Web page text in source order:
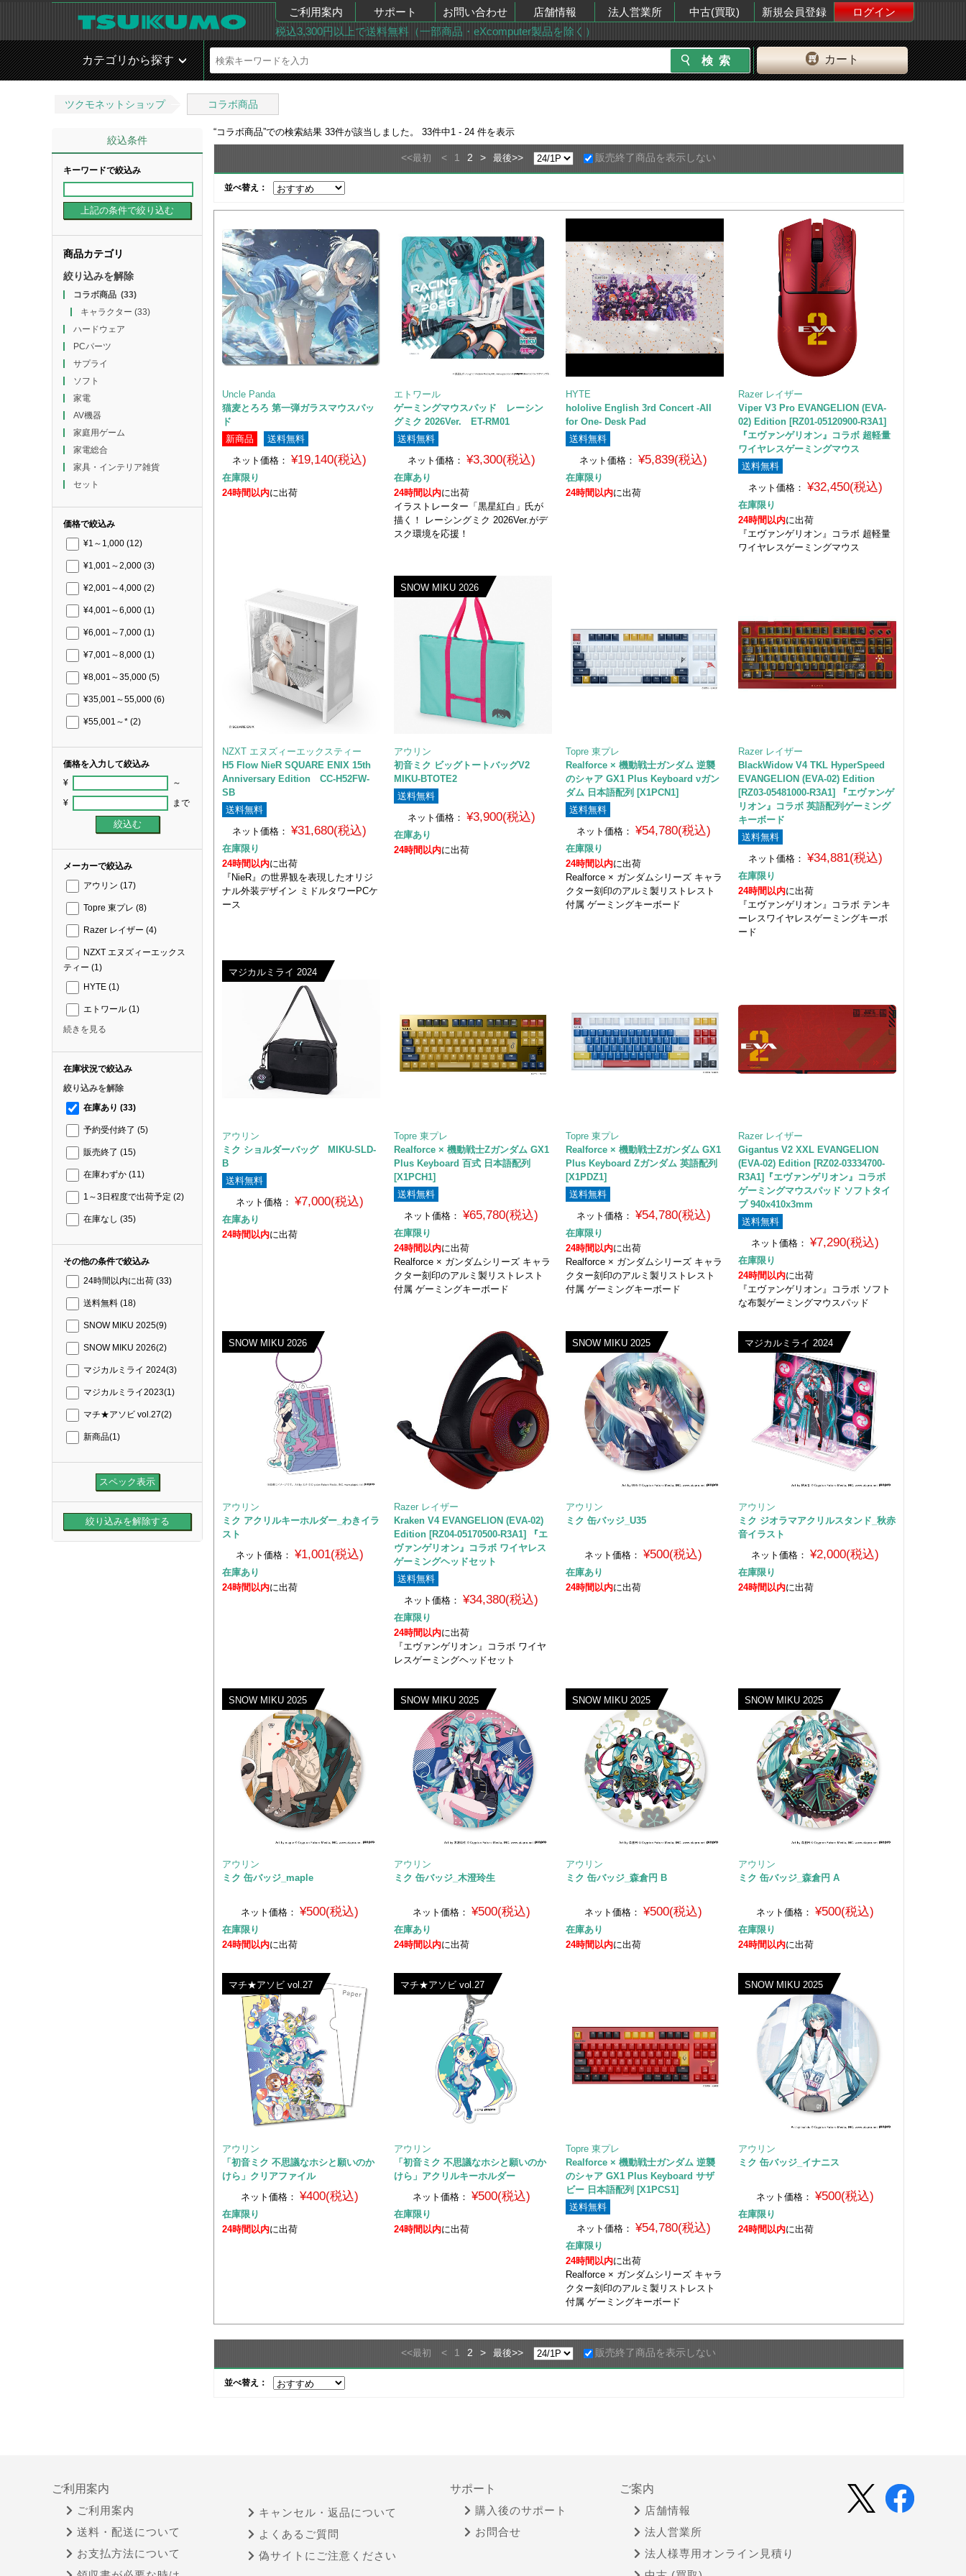
ご利用案内 サポート お問い合わせ 店舗情報 法人営業所 中古(買取) 新規会員登録
ログイン
税込3,300円以上で送料無料（一部商品・eXcomputer製品を除く）
カート
カテゴリから探す
ツクモネットショップ コラボ商品
絞込条件
キーワードで絞込み
商品カテゴリ
絞り込みを解除
コラボ商品(33)
キャラクター (33)
ハードウェア
PCパーツ
サプライ
ソフト
家電
AV機器
家庭用ゲーム
家電総合
家具・インテリア雑貨
セット
価格で絞込み
¥1～1,000 (12)
¥1,001～2,000 (3)
¥2,001～4,000 (2)
¥4,001～6,000 (1)
¥6,001～7,000 (1)
¥7,001～8,000 (1)
¥8,001～35,000 (5)
¥35,001～55,000 (6)
¥55,001～* (2)
価格を入力して絞込み
¥ ～
¥ まで
メーカーで絞込み
アウリン (17)
Topre 東プレ (8)
Razer レイザー (4)
NZXT エヌズィーエックス
ティー (1)
HYTE (1)
エトワール (1)
続きを見る
在庫状況で絞込み
絞り込みを解除
在庫あり (33)
予約受付終了 (5)
販売終了 (15)
在庫わずか (11)
1～3日程度で出荷予定 (2)
在庫なし (35)
その他の条件で絞込み
24時間以内に出荷 (33)
送料無料 (18)
SNOW MIKU 2025(9)
SNOW MIKU 2026(2)
マジカルミライ 2024(3)
マジカルミライ2023(1)
マチ★アソビ vol.27(2)
新商品(1)
“コラボ商品”での検索結果 33件が該当しました。 33件中1 - 24 件を表示
<<最初 < 1 2 > 最後>> 販売終了商品を表示しない
並べ替え：
Uncle Panda
猫麦とろろ 第一弾ガラスマウスパッ
ド
新商品
送料無料
ネット価格：
¥19,140(税込)
在庫限り
24時間以内に出荷
エトワール
ゲーミングマウスパッド レーシン
グミク 2026Ver. ET-RM01
送料無料
ネット価格： ¥3,300(税込)
在庫あり
24時間以内に出荷
イラストレーター「黒星紅白」氏が
描く！ レーシングミク 2026Ver.がデ
スク環境を応援！
HYTE
hololive English 3rd Concert -All
for One- Desk Pad
送料無料
ネット価格：
¥5,839(税込)
在庫限り
24時間以内に出荷
Razer レイザー
Viper V3 Pro EVANGELION (EVA-
02) Edition [RZ01-05120900-R3A1]
『エヴァンゲリオン』コラボ 超軽量
ワイヤレスゲーミングマウス
送料無料
ネット価格： ¥32,450(税込)
在庫限り
24時間以内に出荷
『エヴァンゲリオン』コラボ 超軽量
ワイヤレスゲーミングマウス
NZXT エヌズィーエックスティー
H5 Flow NieR SQUARE ENIX 15th
Anniversary Edition CC-H52FW-
SB
送料無料
ネット価格：
¥31,680(税込)
在庫限り
24時間以内に出荷
『NieR』の世界観を表現したオリジ
ナル外装デザイン ミドルタワーPCケ
ース
SNOW MIKU 2026
アウリン
初音ミク ビッグトートバッグV2
MIKU-BTOTE2
送料無料
ネット価格： ¥3,900(税込)
在庫あり
24時間以内に出荷
Topre 東プレ
Realforce × 機動戦士ガンダム 逆襲
のシャア GX1 Plus Keyboard νガン
ダム 日本語配列 [X1PCN1]
送料無料
ネット価格： ¥54,780(税込)
在庫限り
24時間以内に出荷
Realforce × ガンダムシリーズ キャラ
クター刻印のアルミ製リストレスト
付属 ゲーミングキーボード
Razer レイザー
BlackWidow V4 TKL HyperSpeed
EVANGELION (EVA-02) Edition
[RZ03-05481000-R3A1] 『エヴァンゲ
リオン』コラボ 英語配列ゲーミング
キーボード
送料無料
ネット価格： ¥34,881(税込)
在庫限り
24時間以内に出荷
『エヴァンゲリオン』コラボ テンキ
ーレスワイヤレスゲーミングキーボ
ード
マジカルミライ 2024
アウリン
ミク ショルダーバッグ MIKU-SLD-
B
送料無料
ネット価格： ¥7,000(税込)
在庫あり
24時間以内に出荷
Topre 東プレ
Realforce × 機動戦士Zガンダム GX1
Plus Keyboard 百式 日本語配列
[X1PCH1]
送料無料
ネット価格：
¥65,780(税込)
在庫限り
24時間以内に出荷
Realforce × ガンダムシリーズ キャラ
クター刻印のアルミ製リストレスト
付属 ゲーミングキーボード
Topre 東プレ
Realforce × 機動戦士Zガンダム GX1
Plus Keyboard Zガンダム 英語配列
[X1PDZ1]
送料無料
ネット価格： ¥54,780(税込)
在庫限り
24時間以内に出荷
Realforce × ガンダムシリーズ キャラ
クター刻印のアルミ製リストレスト
付属 ゲーミングキーボード
Razer レイザー
Gigantus V2 XXL EVANGELION
(EVA-02) Edition [RZ02-03334700-
R3A1]『エヴァンゲリオン』コラボ
ゲーミングマウスパッド ソフトタイ
プ 940x410x3mm
送料無料
ネット価格：
¥7,290(税込)
在庫限り
24時間以内に出荷
『エヴァンゲリオン』コラボ ソフト
な布製ゲーミングマウスパッド
SNOW MIKU 2026
アウリン
ミク アクリルキーホルダー_わきイラ
スト
ネット価格： ¥1,001(税込)
在庫あり
24時間以内に出荷
Razer レイザー
Kraken V4 EVANGELION (EVA-02)
Edition [RZ04-05170500-R3A1] 『エ
ヴァンゲリオン』コラボ ワイヤレス
ゲーミングヘッドセット
送料無料
ネット価格：
¥34,380(税込)
在庫限り
24時間以内に出荷
『エヴァンゲリオン』コラボ ワイヤ
レスゲーミングヘッドセット
SNOW MIKU 2025
アウリン
ミク 缶バッジ_U35
ネット価格： ¥500(税込)
在庫あり
24時間以内に出荷
マジカルミライ 2024
アウリン
ミク ジオラマアクリルスタンド_秋赤
音イラスト
ネット価格：
¥2,000(税込)
在庫限り
24時間以内に出荷
SNOW MIKU 2025
アウリン
ミク 缶バッジ_maple
ネット価格： ¥500(税込)
在庫限り
24時間以内に出荷
SNOW MIKU 2025
アウリン
ミク 缶バッジ_木澄玲生
ネット価格： ¥500(税込)
在庫あり
24時間以内に出荷
SNOW MIKU 2025
アウリン
ミク 缶バッジ_森倉円 B
ネット価格： ¥500(税込)
在庫あり
24時間以内に出荷
SNOW MIKU 2025
アウリン
ミク 缶バッジ_森倉円 A
ネット価格： ¥500(税込)
在庫限り
24時間以内に出荷
マチ★アソビ vol.27
アウリン
「初音ミク 不思議なホシと願いのか
けら」クリアファイル
ネット価格： ¥400(税込)
在庫限り
24時間以内に出荷
マチ★アソビ vol.27
アウリン
「初音ミク 不思議なホシと願いのか
けら」アクリルキーホルダー
ネット価格： ¥500(税込)
在庫限り
24時間以内に出荷
Topre 東プレ
Realforce × 機動戦士ガンダム 逆襲
のシャア GX1 Plus Keyboard サザ
ビー 日本語配列 [X1PCS1]
送料無料
ネット価格： ¥54,780(税込)
在庫限り
24時間以内に出荷
Realforce × ガンダムシリーズ キャラ
クター刻印のアルミ製リストレスト
付属 ゲーミングキーボード
SNOW MIKU 2025
アウリン
ミク 缶バッジ_イナニス
ネット価格： ¥500(税込)
在庫限り
24時間以内に出荷
<<最初 < 1 2 > 最後>> 販売終了商品を表示しない
並べ替え：
ご利用案内
ご利用案内
送料・配送について
お支払方法について
キャンセル・返品について
よくあるご質問
偽サイトにご注意ください
サポート
購入後のサポート
お問合せ
ご案内
店舗情報
法人営業所
法人様専用オンライン見積り